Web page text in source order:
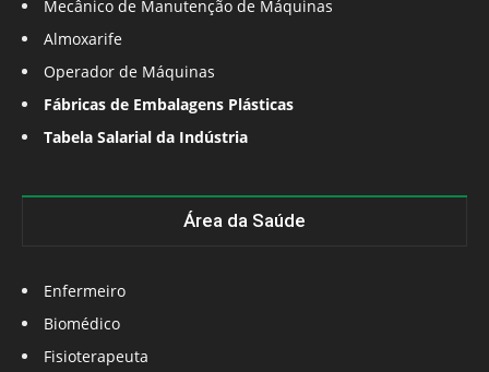
Mecânico de Manutenção de Máquinas
Almoxarife
Operador de Máquinas
Fábricas de Embalagens Plásticas
Tabela Salarial da Indústria
Área da Saúde
Enfermeiro
Biomédico
Fisioterapeuta